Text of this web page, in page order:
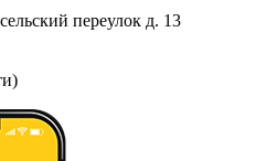
переулок д. 13